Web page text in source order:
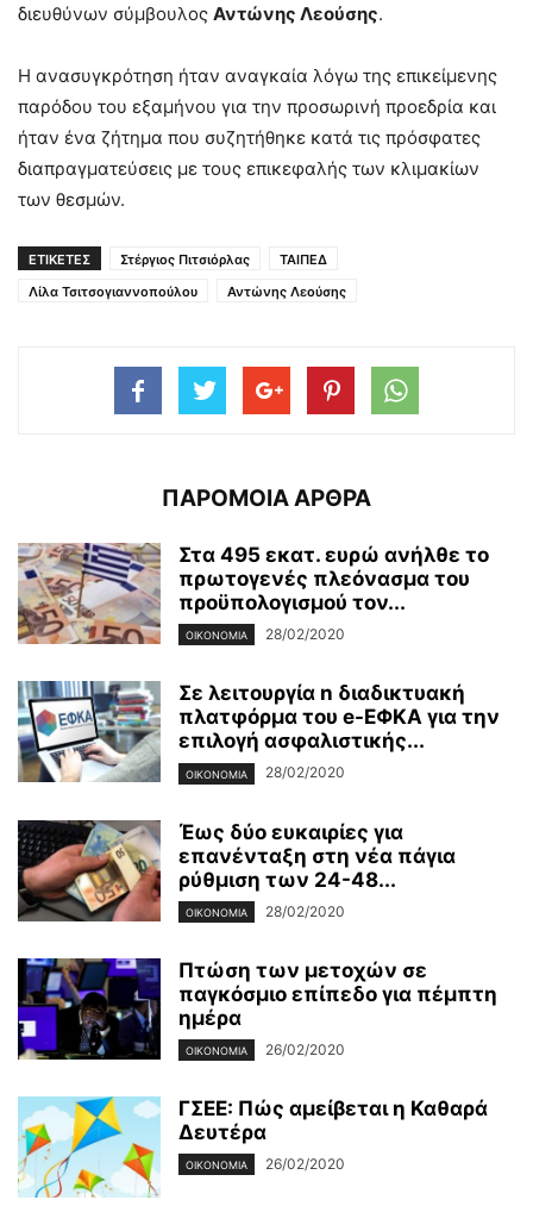
διευθύνων σύμβουλος Αντώνης Λεούσης.
Η ανασυγκρότηση ήταν αναγκαία λόγω της επικείμενης
παρόδου του εξαμήνου για την προσωρινή προεδρία και
ήταν ένα ζήτημα που συζητήθηκε κατά τις πρόσφατες
διαπραγματεύσεις με τους επικεφαλής των κλιμακίων
των θεσμών.
ΕΤΙΚΕΤΕΣ Στέργιος Πιτσιόρλας
ΤΑΙΠΕΔ
Λίλα Τσιτσογιαννοπούλου
Αντώνης Λεούσης
ΠΑΡΟΜΟΙΑ ΑΡΘΡΑ
Στα 495 εκατ. ευρώ ανήλθε το
πρωτογενές πλεόνασμα του
προϋπολογισμού τον...
ΟΙΚΟΝΟΜΊΑ 28/02/2020
Σε λειτουργία n διαδικτυακή
πλατφόρμα του e-ΕΦΚΑ για την
επιλογή ασφαλιστικής...
ΟΙΚΟΝΟΜΊΑ 28/02/2020
Έως δύο ευκαιρίες για
επανένταξη στη νέα πάγια
ρύθμιση των 24-48...
ΟΙΚΟΝΟΜΊΑ 28/02/2020
Πτώση των μετοχών σε
παγκόσμιο επίπεδο για πέμπτη
ημέρα
ΟΙΚΟΝΟΜΊΑ 26/02/2020
ΓΣΕΕ: Πώς αμείβεται η Καθαρά
Δευτέρα
ΟΙΚΟΝΟΜΊΑ 26/02/2020